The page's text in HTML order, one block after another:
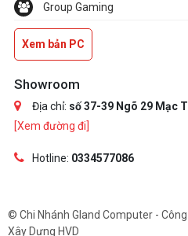
Group Gaming
Xem bản PC
Showroom
Địa chỉ: số 37-39 Ngõ 29 Mạc
[Xem đường đi]
Hotline: 0334577086
© Chi Nhánh Gland Computer -
Xây Dựng HVD